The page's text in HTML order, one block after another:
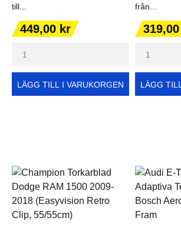
till...
Pris
449,00 kr
LÄGG TILL I VARUKORGEN
från...
Pris
LÄGG